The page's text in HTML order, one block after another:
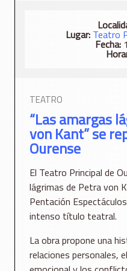
Lugar: Teatro
Fecha:
TEATRO
“Las amargas
von Kant” se
Ourense
El Teatro Principal de
lágrimas de Petra von
Pentación
intenso título teatral.
La obra propone una
relaciones personales,